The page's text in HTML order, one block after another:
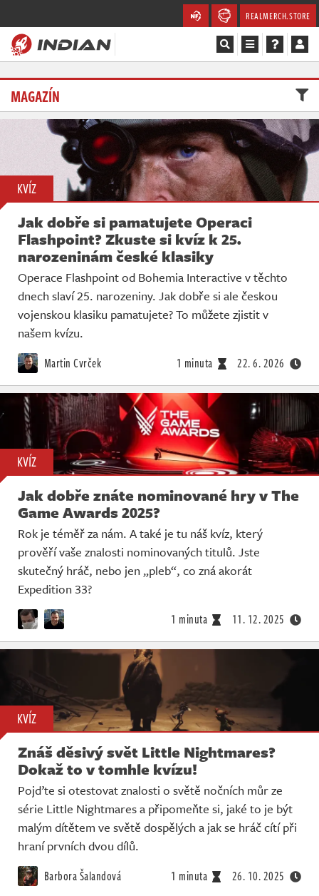
REALMERCH.STORE
Magazín
Recenze
Soutěže
Databáze
Komunita
Redakce
Živě
MAGAZÍN
KVÍZ
Jak dobře si pamatujete Operaci
Flashpoint? Zkuste si kvíz k 25.
narozeninám české klasiky
Operace Flashpoint od Bohemia Interactive v těchto
dnech slaví 25. narozeniny. Jak dobře si ale českou
vojenskou klasiku pamatujete? To můžete zjistit v
našem kvízu.
Martin Cvrček 1 minuta 22. 6. 2026
KVÍZ
Jak dobře znáte nominované hry v The
Game Awards 2025?
Rok je téměř za nám. A také je tu náš kvíz, který
prověří vaše znalosti nominovaných titulů. Jste
skutečný hráč, nebo jen „pleb“, co zná akorát
Expedition 33?
1 minuta 11. 12. 2025
KVÍZ
Znáš děsivý svět Little Nightmares?
Dokaž to v tomhle kvízu!
Pojďte si otestovat znalosti o světě nočních můr ze
série Little Nightmares a připomeňte si, jaké to je být
malým dítětem ve světě dospělých a jak se hráč cítí při
hraní prvních dvou dílů.
Barbora Šalandová 1 minuta 26. 10. 2025